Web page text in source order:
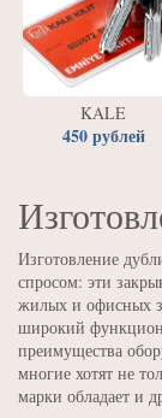
KALE
450 рублей
Изготовление
спросом: эти
жилых и офисных
широкий
преимущества
многие хотят не
марки обладает и